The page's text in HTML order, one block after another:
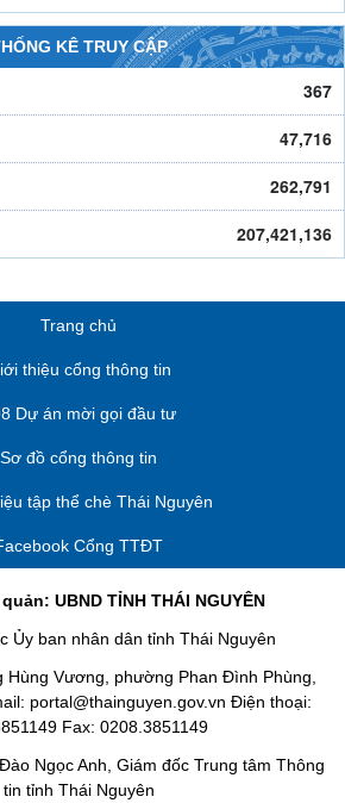
KÊ TRUY CẬP
367
47,716
262,791
207,421,136
Trang chủ
thiệu cổng thông tin
Dự án mời gọi đầu tư
Sơ đồ cổng thông tin
tập thể chè Thái Nguyên
Cổng TTĐT
UBND TỈNH THÁI NGUYÊN
Ủy ban nhân dân tỉnh Thái Nguyên
Hùng Vương, phường Phan Đình Phùng,
portal@thainguyen.gov.vn Điện thoại:
Fax: 0208.3851149
Ngọc Anh, Giám đốc Trung tâm Thông
tin tỉnh Thái Nguyên